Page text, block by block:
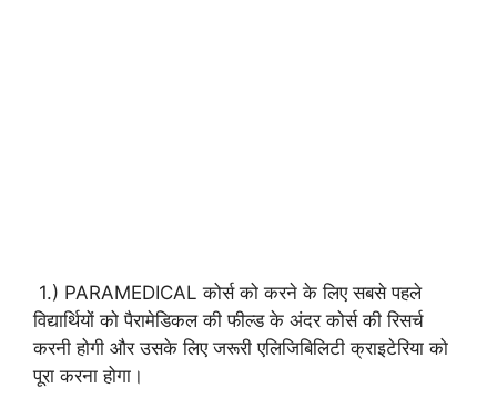
1.) PARAMEDICAL कोर्स को करने के लिए सबसे पहले
विद्यार्थियों को पैरामेडिकल की फील्ड के अंदर कोर्स की रिसर्च
करनी होगी और उसके लिए जरूरी एलिजिबिलिटी क्राइटेरिया को
पूरा करना होगा।